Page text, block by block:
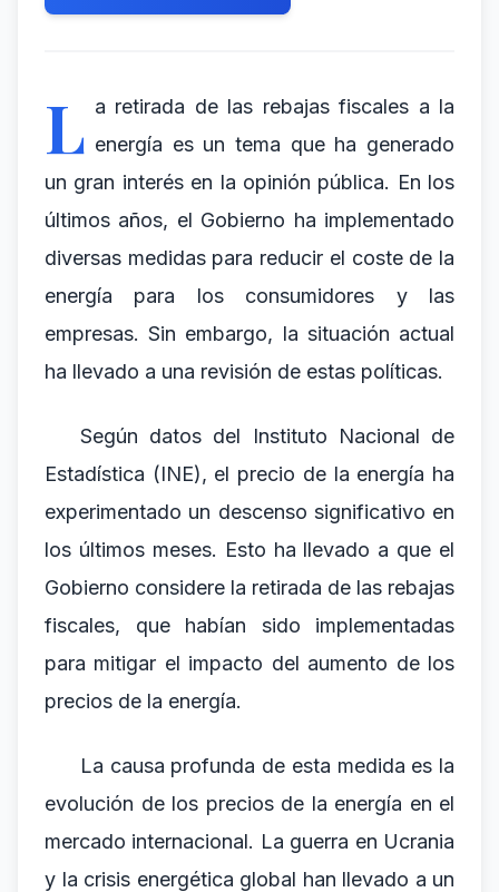
L a retirada de las rebajas fiscales a la
energía es un tema que ha generado
un gran interés en la opinión pública. En los
últimos años, el Gobierno ha implementado
diversas medidas para reducir el coste de la
energía para los consumidores y las
empresas. Sin embargo, la situación actual
ha llevado a una revisión de estas políticas.
Según datos del Instituto Nacional de
Estadística (INE), el precio de la energía ha
experimentado un descenso significativo en
los últimos meses. Esto ha llevado a que el
Gobierno considere la retirada de las rebajas
fiscales, que habían sido implementadas
para mitigar el impacto del aumento de los
precios de la energía.
La causa profunda de esta medida es la
evolución de los precios de la energía en el
mercado internacional. La guerra en Ucrania
y la crisis energética global han llevado a un